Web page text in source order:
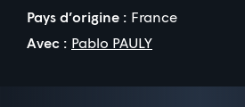
Pays d’origine : France
Avec : Pablo PAULY